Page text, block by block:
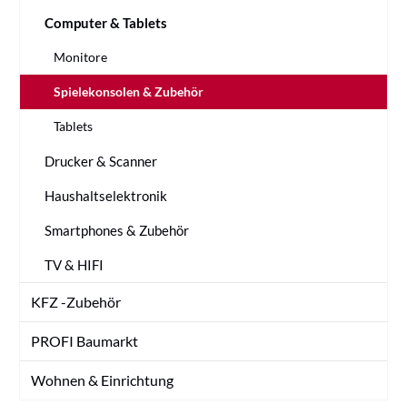
Computer & Tablets
Monitore
Spielekonsolen & Zubehör
Tablets
Drucker & Scanner
Haushaltselektronik
Smartphones & Zubehör
TV & HIFI
KFZ -Zubehör
PROFI Baumarkt
Wohnen & Einrichtung